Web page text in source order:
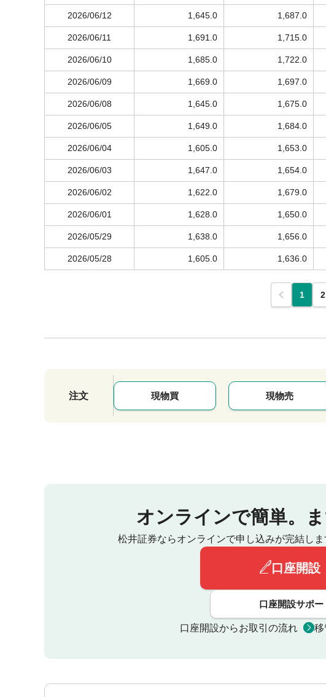
2026/06/12 1,645.0 1,687.0
2026/06/11 1,691.0 1,715.0
2026/06/10 1,685.0 1,722.0
2026/06/09 1,669.0 1,697.0
2026/06/08 1,645.0 1,675.0
2026/06/05 1,649.0 1,684.0
2026/06/04 1,605.0 1,653.0
2026/06/03 1,647.0 1,654.0
2026/06/02 1,622.0 1,679.0
2026/06/01 1,628.0 1,650.0
2026/05/29 1,638.0 1,656.0
2026/05/28 1,605.0 1,636.0
1 2
注文 現物買 現物売
オンラインで簡単。
松井証券ならオンラインで申し込みが完結しま
口座開設
口座開設サポ
口座開設からお取引の流れ 移